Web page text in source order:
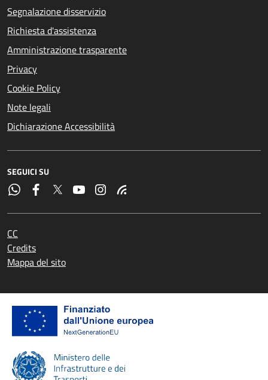
Segnalazione disservizio
Richiesta d'assistenza
Amministrazione trasparente
Privacy
Cookie Policy
Note legali
Dichiarazione Accessibilità
SEGUICI SU
CC
Credits
Mappa del sito